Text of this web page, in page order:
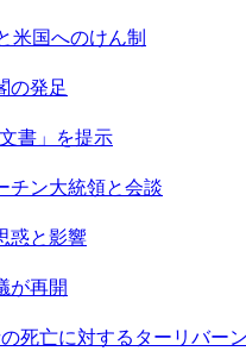
米国へのけん制
の発足
書」を提示
チン大統領と会談
惑と影響
が再開
死亡に対するターリバー